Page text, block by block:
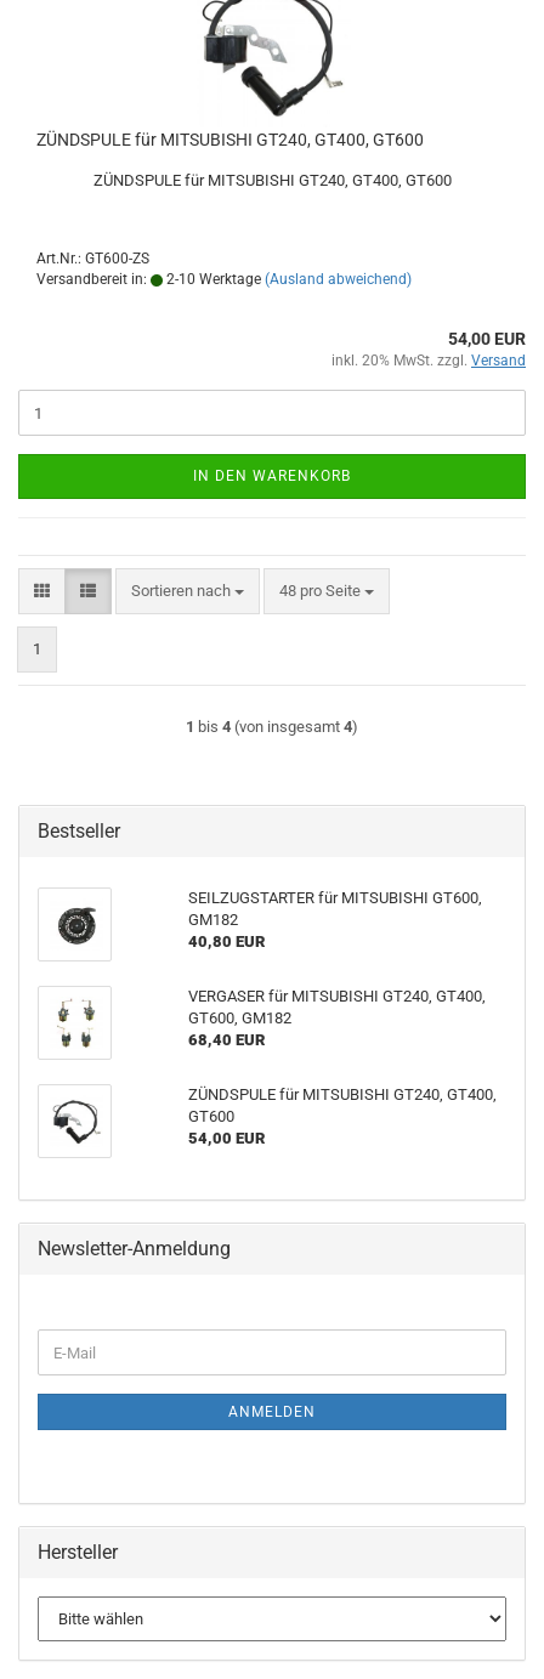
ZÜNDSPULE für MITSUBISHI GT240, GT400, GT600
ZÜNDSPULE für MITSUBISHI GT240, GT400, GT600
Art.Nr.: GT600-ZS
Versandbereit in:
2-10 Werktage (Ausland abweichend)
54,00 EUR
inkl. 20% MwSt. zzgl. Versand
IN DEN WARENKORB
Sortieren nach
Sortieren nach 48 pro Seite
pro Seite
1
1 bis 4 (von insgesamt 4)
Bestseller
SEILZUGSTARTER für MITSUBISHI GT600,
GM182
40,80 EUR
VERGASER für MITSUBISHI GT240, GT400,
GT600, GM182
68,40 EUR
ZÜNDSPULE für MITSUBISHI GT240, GT400,
GT600
54,00 EUR
Newsletter-Anmeldung
ZUR
E-
Mail
ANMELDEN
Hersteller